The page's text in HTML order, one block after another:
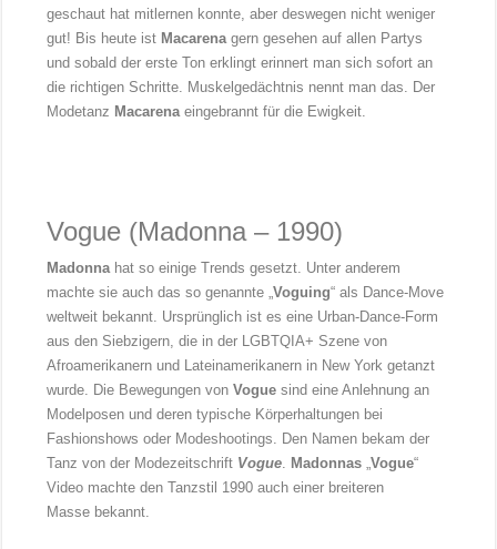
geschaut hat mitlernen konnte, aber deswegen nicht weniger
gut! Bis heute ist Macarenagern gesehen auf allen Partys
und sobald der erste Ton erklingt erinnert man sich sofort an
die richtigen Schritte. Muskelgedächtnis nennt man das. Der
Modetanz Macarenaeingebrannt für die Ewigkeit.
Vogue (Madonna – 1990)
Madonna hat so einige Trends gesetzt. Unter anderem
machte sie auch das so genannte „Voguing“ als Dance-Move
weltweit bekannt. Ursprünglich ist es eine Urban-Dance-Form
aus den Siebzigern, die in der LGBTQIA+ Szene von
Afroamerikanern und Lateinamerikanern in New York getanzt
wurde. Die Bewegungen vonVogue sind eine Anlehnung an
Modelposen und deren typische Körperhaltungen bei
Fashionshows oder Modeshootings. Den Namen bekam der
Tanz von der Modezeitschrift Vogue. Madonnas „Vogue“
Video machte den Tanzstil 1990 auch einer breiteren
Masse bekannt.